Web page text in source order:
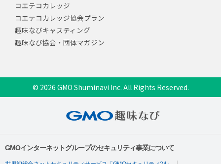
コエテコカレッジ
コエテコカレッジ協会プラン
趣味なびキャスティング
趣味なび協会・団体マガジン
© 2026 GMO Shuminavi Inc. All Rights Reserved.